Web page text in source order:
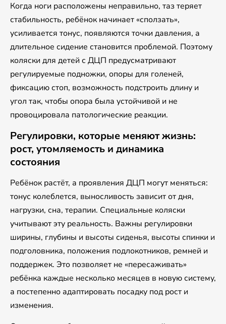
Когда ноги расположены неправильно, таз теряет
стабильность, ребёнок начинает «сползать»,
усиливается тонус, появляются точки давления, а
длительное сидение становится проблемой. Поэтому
коляски для детей с ДЦП предусматривают
регулируемые подножки, опоры для голеней,
фиксацию стоп, возможность подстроить длину и
угол так, чтобы опора была устойчивой и не
провоцировала патологические реакции.
Регулировки, которые меняют жизнь:
рост, утомляемость и динамика
состояния
Ребёнок растёт, а проявления ДЦП могут меняться:
тонус колеблется, выносливость зависит от дня,
нагрузки, сна, терапии. Специальные коляски
учитывают эту реальность. Важны регулировки
ширины, глубины и высоты сиденья, высоты спинки и
подголовника, положения подлокотников, ремней и
поддержек. Это позволяет не «пересаживать»
ребёнка каждые несколько месяцев в новую систему,
а постепенно адаптировать посадку под рост и
изменения.